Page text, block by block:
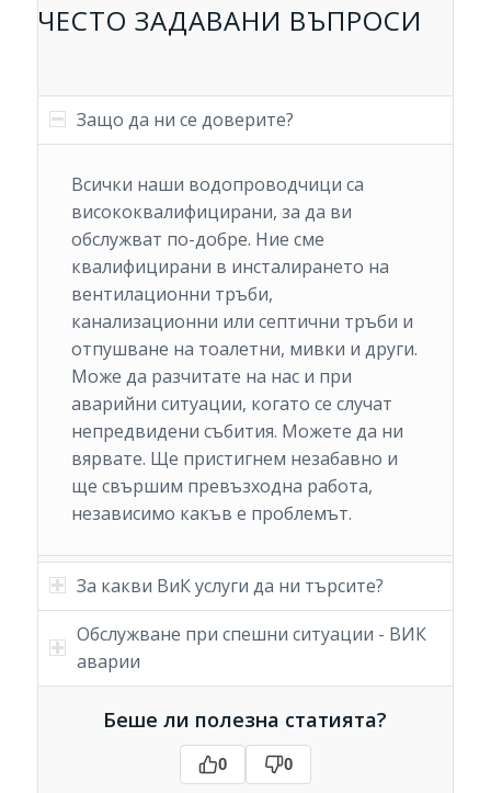
ЧЕСТО ЗАДАВАНИ ВЪПРОСИ
Защо да ни се доверите?
Всички наши водопроводчици са
висококвалифицирани, за да ви
обслужват по-добре. Ние сме
квалифицирани в инсталирането на
вентилационни тръби,
канализационни или септични тръби и
отпушване на тоалетни, мивки и други.
Може да разчитате на нас и при
аварийни ситуации, когато се случат
непредвидени събития. Можете да ни
вярвате. Ще пристигнем незабавно и
ще свършим превъзходна работа,
независимо какъв е проблемът.
За какви ВиК услуги да ни търсите?
Обслужване при спешни ситуации - ВИК
аварии
Беше ли полезна статията?
0 0